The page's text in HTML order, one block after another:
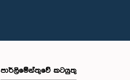
පාර්ලිමේන්තුවේ කටයුතු